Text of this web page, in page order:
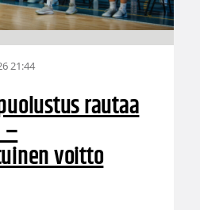
21:44
rautaa
–
voitto